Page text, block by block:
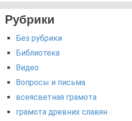
Рубрики
Без рубрики
Библиотека
Видео
Вопросы и письма.
всеясветная грамота
грамота древних славян